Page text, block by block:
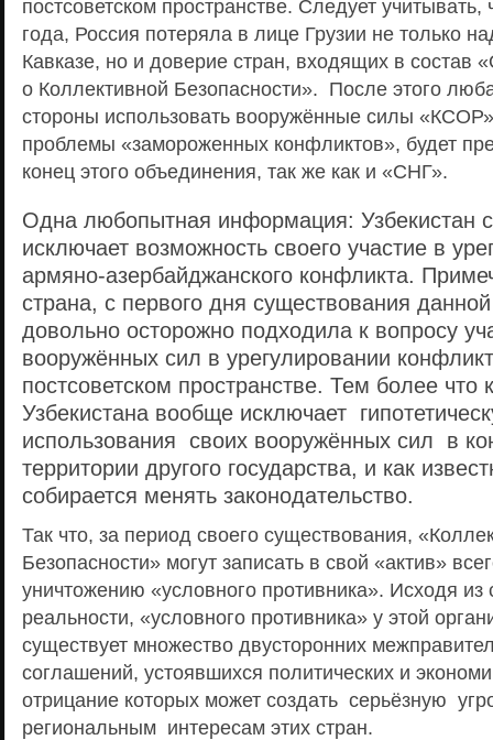
постсоветском пространстве. Следует
года, Россия потеряла в лице Грузии не только
Кавказе, но и доверие стран, входящих в состав
о Коллективной Безопасности». После этого
стороны использовать вооружённые силы
проблемы «замороженных конфликтов», будет
конец этого объединения, так же как и «СНГ».
Одна любопытная информация: Узбекистан
исключает возможность своего участие в
армяно-азербайджанского конфликта.
страна, с первого дня существования
довольно осторожно подходила к вопросу
вооружённых сил в урегулировании
постсоветском пространстве. Тем более что
Узбекистана вообще исключает
использования своих вооружённых сил в
территории другого государства, и как
собирается менять законодательство.
Так что, за период своего существования,
Безопасности» могут записать в свой «актив»
уничтожению «условного противника». Исходя
реальности, «условного противника» у этой
существует множество двусторонних
соглашений, устоявшихся политических и
отрицание которых может создать серьёзную
региональным интересам этих стран.